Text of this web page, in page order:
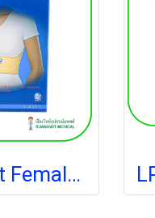
LP Rib Belt Female (F910) เข็มขัดพยุงหน้าอกและซี่โครงสำหรับผู้หญิง